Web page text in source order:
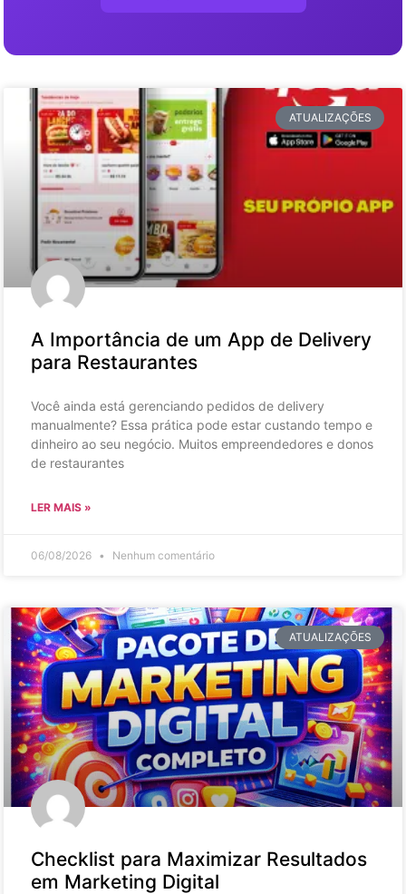
ATUALIZAÇÕES
A Importância de um App de Delivery
para Restaurantes
Você ainda está gerenciando pedidos de delivery
manualmente? Essa prática pode estar custando tempo e
dinheiro ao seu negócio. Muitos empreendedores e donos
de restaurantes
LER MAIS »
06/08/2026 Nenhum comentário
ATUALIZAÇÕES
Checklist para Maximizar Resultados
em Marketing Digital